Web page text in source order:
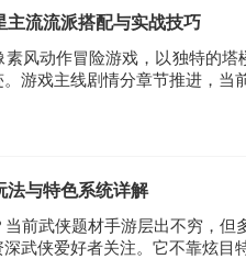
主流流派搭配与实战技巧
素风动作冒险游戏，以独特的
游戏主线剧情分章节推进，
法与特色系统详解
当前武侠题材手游层出不穷，
武侠爱好者关注。它不靠炫